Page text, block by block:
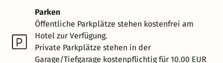
Parken
Öffentliche Parkplätze stehen kostenfrei am
Hotel zur Verfügung.
Private Parkplätze stehen in der
Garage/Tiefgarage kostenpflichtig für 10.00 EUR